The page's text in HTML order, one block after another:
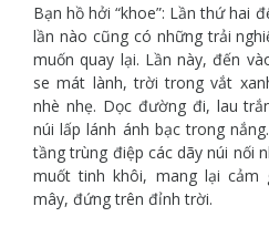
Bạn hồ hởi “khoe”: Lần thứ hai
lần nào cũng có những trải
muốn quay lại. Lần này, đến
se mát lành, trời trong vắt
nhè nhẹ. Dọc đường đi, lau
núi lấp lánh ánh bạc trong
tầng trùng điệp các dãy núi nối
muốt tinh khôi, mang lại cảm
mây, đứng trên đỉnh trời.